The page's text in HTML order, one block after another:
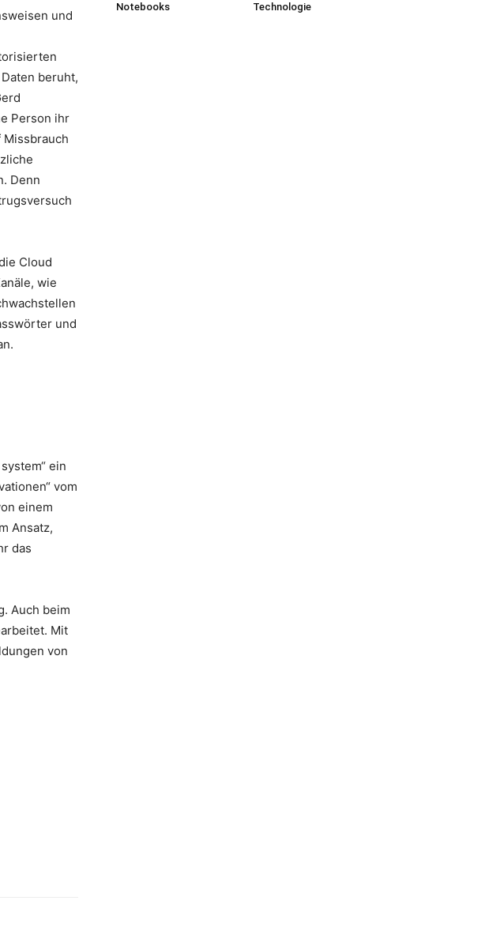
und
beruht,
Person ihr
Denn
Cloud
wie
und
ein
vom
einem
Ansatz,
das
Auch beim
Mit
von
Notebooks
Technologie